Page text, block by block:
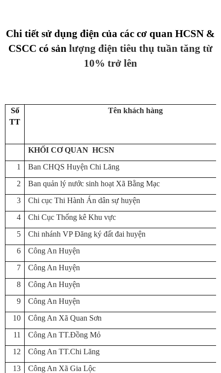
Chi tiết sử dụng điện của các cơ quan HCSN &
CSCC có sản lượng điện tiêu thụ tuần tăng từ
10% trở lên
Số
TT
Tên khách hàng
KHỐI CƠ QUAN HCSN
1
Ban CHQS Huyện Chi Lăng
2
Ban quản lý nước sinh hoạt Xã Bằng Mạc
3
Chi cục Thi Hành Án dân sự huyện
4
Chi Cục Thống kê Khu vực
5
Chi nhánh VP Đăng ký đất đai huyện
6
Công An Huyện
7
Công An Huyện
8
Công An Huyện
9
Công An Huyện
10
Công An Xã Quan Sơn
11
Công An TT.Đồng Mỏ
12
Công An TT.Chi Lăng
13
Công An Xã Gia Lộc